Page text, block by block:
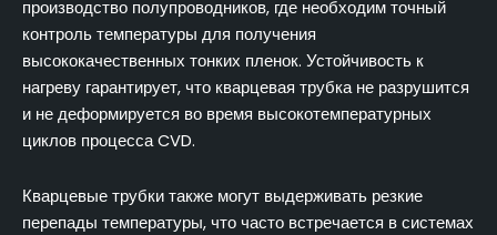
производство полупроводников, где необходим точный
контроль температуры для получения
высококачественных тонких пленок. Устойчивость к
нагреву гарантирует, что кварцевая трубка не разрушится
и не деформируется во время высокотемпературных
циклов процесса CVD.
Кварцевые трубки также могут выдерживать резкие
перепады температуры, что часто встречается в системах